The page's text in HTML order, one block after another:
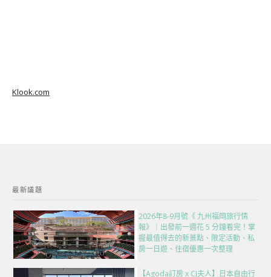
Klook.com
最新議題
2026年8-9月號《 九州福岡旅行情
報》｜出發前一週花 5 分鐘看完！掌
握最值得去的新景點、限定活動、私
房一日遊、住宿優惠一次整理
【Agoda訂房 x CJ夫人】日本自由行